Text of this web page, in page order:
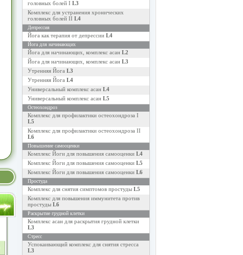
головных болей I L3
Комплекс для устранения хронических
головных болей II L4
Депрессия
Йога как терапия от депрессии L4
Йога для начинающих
Йога для начинающих, комплекс асан L2
Йога для начинающих, комплекс асан L3
Утренняя Йога L3
Утренняя Йога L4
Универсальный комплекс асан L4
Универсальный комплекс асан L5
Остеохондроз
Комплекс для профилактики остеохондроза I
L5
Комплекс для профилактики остеохондроза II
L6
Повышение самооценки
Комплекс Йоги для повышения самооценки L4
Комплекс Йоги для повышения самооценки L5
Комплекс Йоги для повышения самооценки L6
Простуда
Комплекс для снятия симптомов простуды L5
Комплекс для повышения иммунитета против
простуды L6
Раскрытие грудной клетки
Комплекс асан для раскрытия грудной клетки
L3
Стресс
Успокаивающий комплекс для снятия стресса
L3